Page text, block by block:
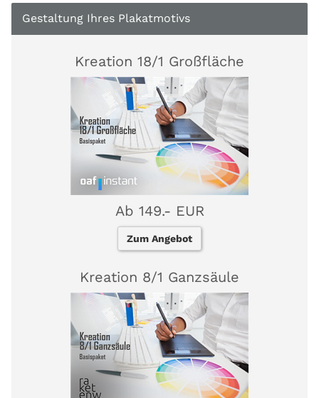
Gestaltung Ihres Plakatmotivs
Kreation 18/1 Großfläche
Ab 149.- EUR
Zum Angebot
Kreation 8/1 Ganzsäule